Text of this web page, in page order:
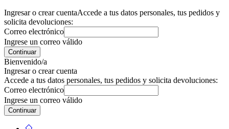
Ingresar o crear cuentaAccede a tus datos personales, tus pedidos y
solicita devoluciones:
Correo electrónico
Ingrese un correo válido
Continuar
Bienvenido/a
Ingresar o crear cuenta
Accede a tus datos personales, tus pedidos y solicita devoluciones:
Correo electrónico
Ingrese un correo válido
Continuar